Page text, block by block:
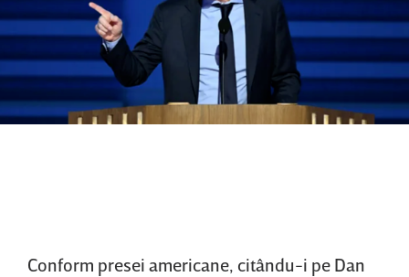
Conform presei americane, citându-i pe Dan